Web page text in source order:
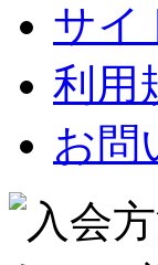
サイ
利用
お問